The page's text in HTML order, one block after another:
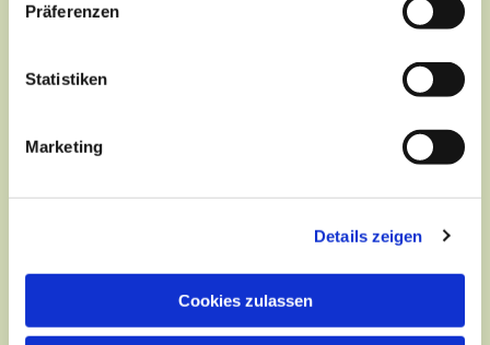
Präferenzen
Statistiken
Marketing
Details zeigen
Cookies zulassen
Dies könnte Sie auch